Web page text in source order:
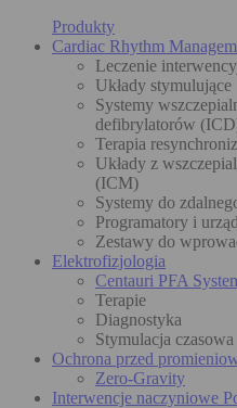
Produkty
Cardiac Rhythm
Leczenie
Układy stymulujące
Systemy
defibrylatorów
Terapia
Układy z
(ICM)
Systemy do
Programatory i
Zestawy do
Elektrofizjologia
Centauri PFA
Terapie
Diagnostyka
Stymulacja czasowa
Ochrona przed
Zero-Gravity
Interwencje naczyniowe